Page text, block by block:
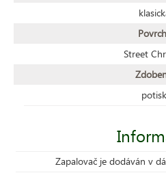
Street
potisk
Zapalovač je dodáván v